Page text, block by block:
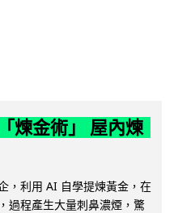
煉金術」 屋內煉
，利用 AI 自學提煉黃金，在
過程產生大量刺鼻濃煙，驚